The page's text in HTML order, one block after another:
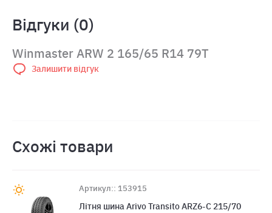
Відгуки (0)
Winmaster ARW 2 165/65 R14 79T
Залишити відгук
Схожі товари
Артикул:: 153915
Лiтня шина Arivo Transito ARZ6-C 215/70